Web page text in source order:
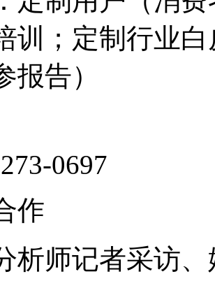
训；定制行业
报告）
0697
作
析师记者采访